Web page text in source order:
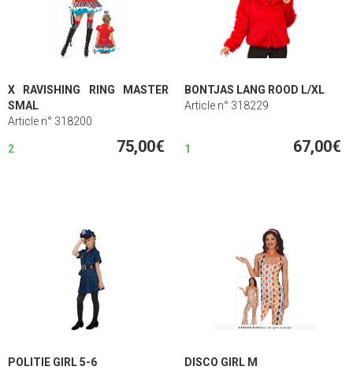
X RAVISHING RING MASTER
SMAL
Article n° 318200
2 75,00€
BONTJAS LANG ROOD L/XL
Article n° 318229
1 67,00€
POLITIE GIRL 5-6
DISCO GIRL M